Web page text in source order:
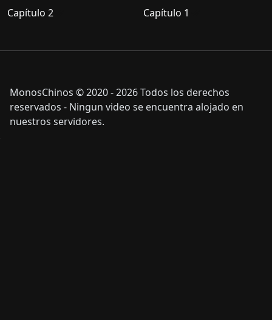
Capítulo 2 Capítulo 1
MonosChinos © 2020 - 2026 Todos los derechos
reservados - Ningun video se encuentra alojado en
nuestros servidores.